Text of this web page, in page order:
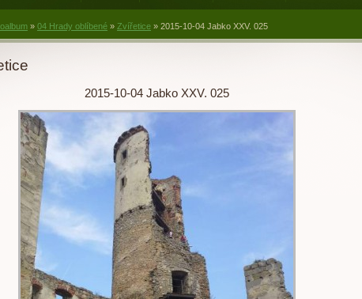
» 04 Hrady oblíbené » Zvířetice » 2015-10-04 Jabko XXV. 025
2015-10-04 Jabko XXV. 025